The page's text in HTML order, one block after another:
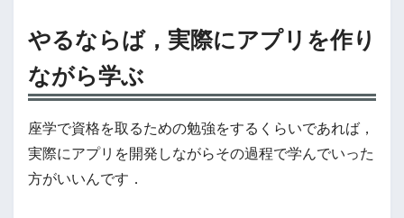
やるならば，実際にアプリを作り
ながら学ぶ
座学で資格を取るための勉強をするくらいであれば，
実際にアプリを開発しながらその過程で学んでいった
方がいいんです．